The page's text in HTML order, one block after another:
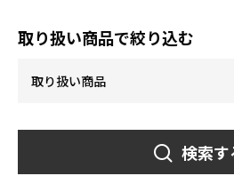
取り扱い商品で絞り込む
検索す